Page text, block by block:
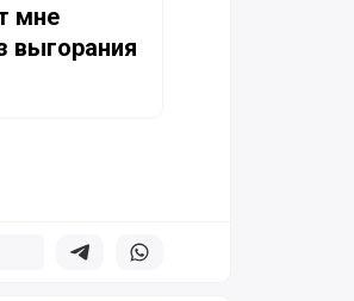
мне
выгорания
Поделиться в телеграм
Поделиться в whatsapp